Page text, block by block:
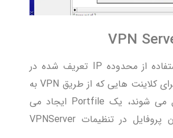
در ابتدا برای استفاده از محدوده IP تعریف شده در
DHCP Server برای کلاینت هایی که از طریق VPN به
این سرور متصل می شوند، یک Portfile ایجاد می
کنیم.سپس از آن پروفایل در تنظیمات VPNServer